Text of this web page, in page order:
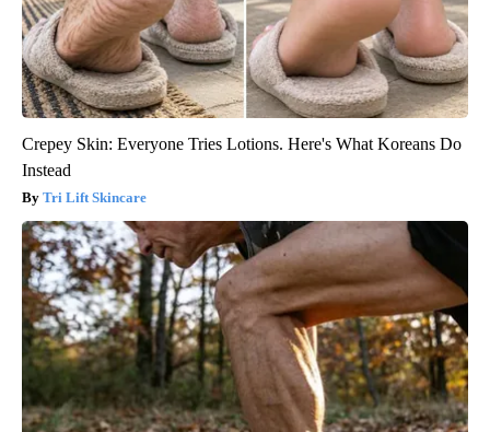
Crepey Skin: Everyone Tries Lotions. Here's What Koreans Do
Instead
Tri Lift Skincare